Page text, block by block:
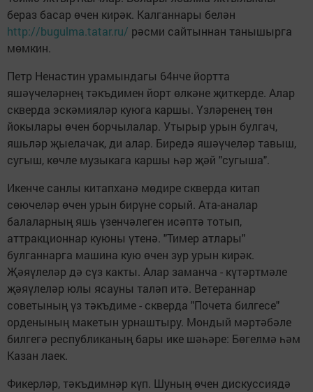
бераз басар өчен кирәк. Калганнары белән
http://bugulma.tatar.ru/ рәсми сайтыннан танышырга
мөмкин.
Петр Ненастин урамындагы 64нче йортта
яшәүчеләрнең тәкъдимен йорт өлкәне җиткерде. Алар
скверда эскәмияләр куюга каршы. Үзләренең төн
йокылары өчен борчылалар. Утырыр урын булгач,
яшьләр җыелачак, ди алар. Биредә яшәүчеләр тавыш,
сугыш, көчле музыкага каршы һәр җәй "сугыша".
Икенче санлы китапханә мөдире скверда китап
сөючеләр өчен урын бирүне сорый. Ата-аналар
балаларның яшь үзенчәлеген исәптә тотып,
аттракционнар куюны үтенә. "Тимер атлары"
булганнарга машина кую өчен зур урын кирәк.
Җәяүлеләр дә сүз какты. Алар заманча - күтәртмәле
җәяүлеләр юлы ясауны таләп итә. Ветераннар
советының үз тәкъдиме - скверда "Почета билгесе"
орденының макетын урнаштыру. Мондый мәртәбәле
билгегә республиканың бары ике шәһәре: Бөгелмә һәм
Казан лаек.
Фикерләр, тәкъдимнәр күп. Шуның өчен дискуссиядә